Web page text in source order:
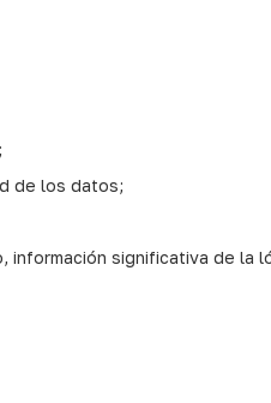
de los datos;
información significativa de la